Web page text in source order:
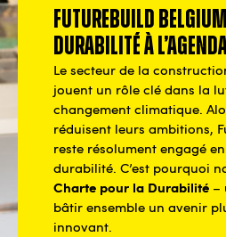
Futurebuild
durabilité à
Le secteur de la
jouent un rôle clé dans la
changement climatique.
réduisent leurs ambitions,
reste résolument engagé
durabilité. C’est pourquoi
Charte pour la Durabilité –
bâtir ensemble un avenir
innovant.